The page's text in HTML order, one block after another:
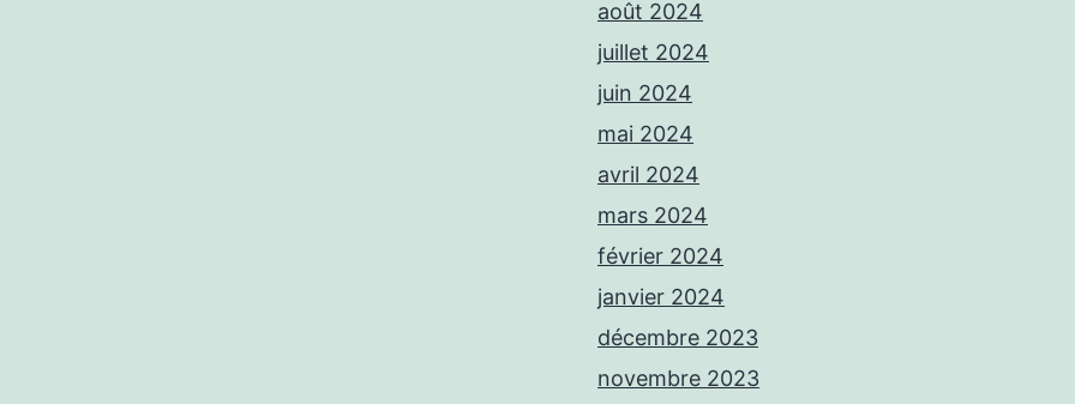
août 2024
juillet 2024
juin 2024
mai 2024
avril 2024
mars 2024
février 2024
janvier 2024
décembre 2023
novembre 2023